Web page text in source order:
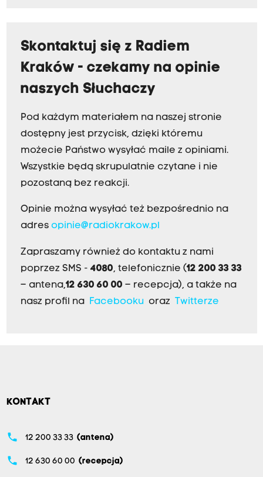
Skontaktuj się z Radiem
Kraków - czekamy na opinie
naszych Słuchaczy
Pod każdym materiałem na naszej stronie
dostępny jest przycisk, dzięki któremu
możecie Państwo wysyłać maile z opiniami.
Wszystkie będą skrupulatnie czytane i nie
pozostaną bez reakcji.
Opinie można wysyłać też bezpośrednio na
adres opinie@radiokrakow.pl
Zapraszamy również do kontaktu z nami
poprzez SMS - 4080, telefonicznie (12 200 33 33
– antena,12 630 60 00 – recepcja), a także na
nasz profil na
Facebookuoraz Twitterze
KONTAKT
phone 12 200 33 33 (antena)
phone 12 630 60 00 (recepcja)